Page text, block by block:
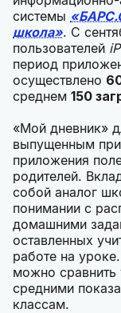
системы
школа». С
пользователей
период
осуществлено
среднем 150
«Мой дневник»
выпущенным
приложения
родителей.
собой аналог
понимании с
домашними
оставленных
работе на
можно сравнить
средними
классам.